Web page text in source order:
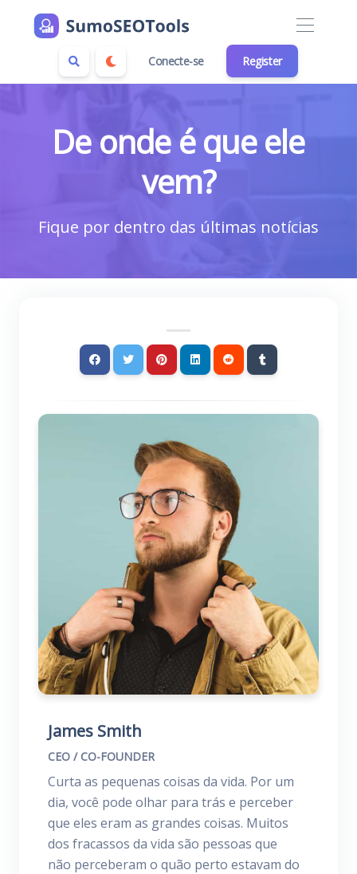
Conecte-se Register
De onde é que ele
vem?
Fique por dentro das últimas notícias
James Smith
CEO / CO-FOUNDER
Curta as pequenas coisas da vida. Por um
dia, você pode olhar para trás e perceber
que eles eram as grandes coisas. Muitos
dos fracassos da vida são pessoas que
não perceberam o quão perto estavam do